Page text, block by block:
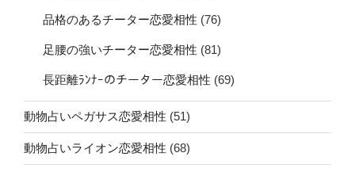
品格のあるチーター恋愛相性 (76)
足腰の強いチーター恋愛相性 (81)
長距離ﾗﾝﾅｰのチーター恋愛相性 (69)
動物占いペガサス恋愛相性 (51)
動物占いライオン恋愛相性 (68)